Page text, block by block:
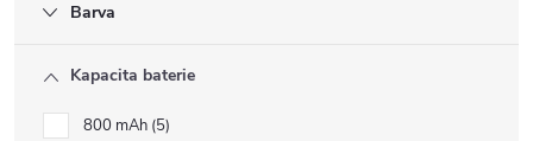
Barva
Kapacita baterie
800 mAh 5